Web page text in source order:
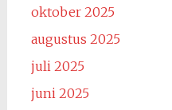
oktober 2025
augustus 2025
juli 2025
juni 2025